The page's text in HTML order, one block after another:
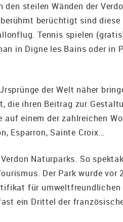
steilen Wänden der
berüchtigt sind
Tennis spielen
in Digne les Bains oder in
der Welt näher
die ihren Beitrag zur
einem der zahlreichen
Esparron, Sainte Croix…
Naturparks. So
Der Park wurde vor
für umweltfreundlichen
ein Drittel der